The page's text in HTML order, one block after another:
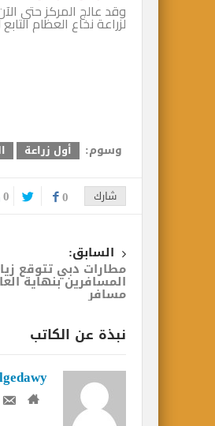
لزراعة نخاع العظام
وسوم: أول زراعة
شارك 0
0
السابق:
مطارات دبي تتوقع
مسافر
نبذة عن الكاتب